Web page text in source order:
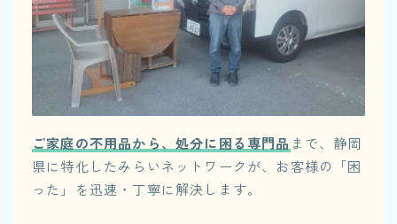
ご家庭の不用品から、処分に困る専門品 まで、静岡
県に特化したみらいネットワークが、お客様の「困
った」を迅速・丁寧に解決します。